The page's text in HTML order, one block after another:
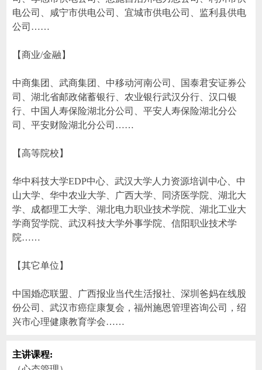
电公司、咸宁市供电公司、宜城市供电公司、监利县供电
公司……
【商业/金融】
中商集团、武商集团、中移动河南公司、国泰君安证券公
司、湖北省邮政储蓄银行、农业银行武汉分行、汉口银
行、中国人寿保险湖北分公司、平安人寿保险湖北分公
司、平安财险湖北分公司……
【高等院校】
华中科技大学EDP中心、武汉大学人力资源培训中心、中
山大学、华中农业大学、广西大学、同济医学院、湖北大
学、成都理工大学、湖北电力职业技术学院、湖北工业大
学商贸学院、武汉科技大学外事学院、信阳职业技术学
院……
【其它单位】
中国婚恋联盟、广西报业当代生活报社、深圳爸妈在线股
份公司、武汉市癌症康复会，福州施恩管理咨询公司，绍
兴市心理健康教育学会……
主讲课程: